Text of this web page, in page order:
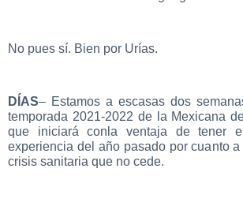
No pues sí. Bien por Urías.
DÍAS– Estamos a escasas dos
temporada 2021-2022 de la Mexicana
que iniciará conla ventaja de tener
experiencia del año pasado por cuanto
crisis sanitaria que no cede.